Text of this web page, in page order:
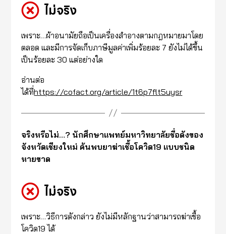
ไม่จริง
เพราะ…ผ้าอนามัยถือเป็นเครื่องสำอางตามกฎหมายมาโดย
ตลอด และมีการจัดเก็บภาษีมูลค่าเพิ่มร้อยละ 7 ยังไม่ได้ขึ้น
เป็นร้อยละ 30 แต่อย่างใด
อ่านต่อ
ได้ที่https://cofact.org/article/1t6p7flt5uysr
จริงหรือไม่…? นักศึกษาแพทย์มหาวิทยาลัยชื่อดังของ
จังหวัดเชียงใหม่ ค้นพบยาฆ่าเชื้อโควิด19 แบบชนิด
หายขาด
ไม่จริง
เพราะ…วิธีการดังกล่าว ยังไม่มีหลักฐานว่าสามารถฆ่าเชื้อ
โควิด19 ได้